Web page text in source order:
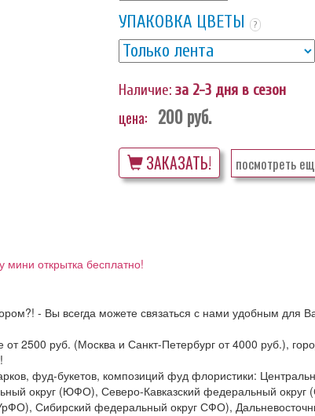
УПАКОВКА ЦВЕТЫ ?
Наличие: за 2-3 дня в сезон
цена: 200руб.
ЗАКАЗАТЬ! посмотреть
мини открытка бесплатно!
- Вы всегда можете связаться с нами удобным для
от 2500 руб. (Москва и Санкт-Петербург от 4000 руб.),
фуд-букетов, композиций фуд флористики:
округ (ЮФО), Северо-Кавказский федеральный
Сибирский федеральный округ СФО),